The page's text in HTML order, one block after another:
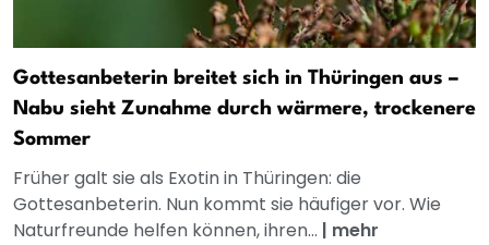
Gottesanbeterin breitet sich in Thüringen aus –
Nabu sieht Zunahme durch wärmere, trockenere
Sommer
Früher galt sie als Exotin in Thüringen: die
Gottesanbeterin. Nun kommt sie häufiger vor. Wie
Naturfreunde helfen können, ihren... | mehr